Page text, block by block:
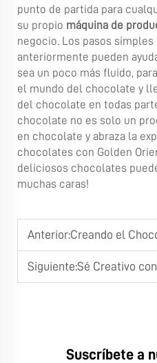
punto de partida para
su propio máquina de
negocio. Los pasos
anteriormente pueden
sea un poco más fluido,
el mundo del chocolate y
del chocolate en todas
chocolate no es solo un
en chocolate y abraza la
chocolates con Golden
deliciosos chocolates
muchas caras!
Anterior:Creando el Chocolate Perfecto:
Siguiente:Sé Creativo con Sabores y Formas
Suscríbete a